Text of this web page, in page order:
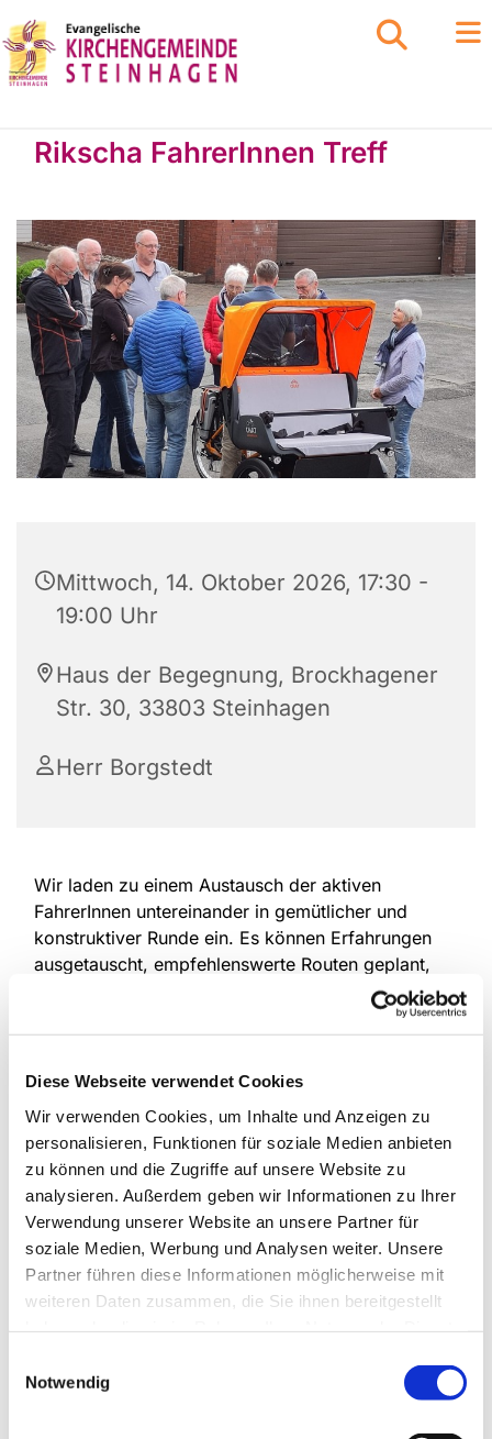
Diese Webseite verwendet Cookies
Wir verwenden Cookies, um Inhalte und Anzeigen zu
personalisieren, Funktionen für soziale Medien anbieten
zu können und die Zugriffe auf unsere Website zu
analysieren. Außerdem geben wir Informationen zu Ihrer
Verwendung unserer Website an unsere Partner für
soziale Medien, Werbung und Analysen weiter. Unsere
Partner führen diese Informationen möglicherweise mit
weiteren Daten zusammen, die Sie ihnen bereitgestellt
Notwendig
Rikscha FahrerInnen Treff
Mittwoch, 14. Oktober 2026, 17:30 -
19:00 Uhr
Haus der Begegnung, Brockhagener
Str. 30, 33803 Steinhagen
Herr Borgstedt
Wir laden zu einem Austausch der aktiven
FahrerInnen untereinander in gemütlicher und
konstruktiver Runde ein. Es können Erfahrungen
ausgetauscht, empfehlenswerte Routen geplant,
neue Ideen aufgegriffen und Fragen, die im
praktischen Umgang mit der Rikscha oder dem
werden. Unser Rikscha Projekt kann auf diese
ausbaufähig gehalten werden. Zudem ist es schön
den Kontakt zu anderen Teammitgliedern zu
pflegen. Neueinsteiger sind herzlich willkommen!
Weitere Informationen erhalten Sie bei Herrn
Borgstedt Tel.: 7667